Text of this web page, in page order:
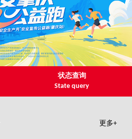
状态查询
State query
更多+